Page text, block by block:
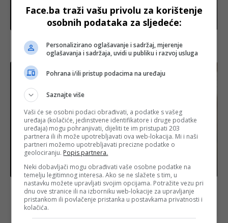
Cijene kafe na najvišem nivou u posljednjih pet
mjeseci, berba u Brazilu kasni
Biznis
Pčelari upozoravaju: Na bh. tržištu velike količine
lažnog meda
Face.ba traži vašu privolu za korištenje
osobnih podataka za sljedeće:
Personalizirano oglašavanje i sadržaj, mjerenje
oglašavanja i sadržaja, uvidi u publiku i razvoj usluga
Pohrana i/ili pristup podacima na uređaju
Saznajte više
Vaši će se osobni podaci obrađivati, a podatke s vašeg
uređaja (kolačiće, jedinstvene identifikatore i druge podatke
uređaja) mogu pohranjivati, dijeliti te im pristupati 203
partnera ili ih može upotrebljavati ova web-lokacija. Mi i naši
partneri možemo upotrebljavati precizne podatke o
geolociranju. Popis partnera.
Neki dobavljači mogu obrađivati vaše osobne podatke na
temelju legitimnog interesa. Ako se ne slažete s tim, u
nastavku možete upravljati svojim opcijama. Potražite vezu pri
dnu ove stranice ili na izborniku web-lokacije za upravljanje
pristankom ili povlačenje pristanka u postavkama privatnosti i
kolačića.